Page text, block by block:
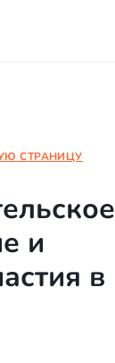
СТРАНИЦУ
и
в